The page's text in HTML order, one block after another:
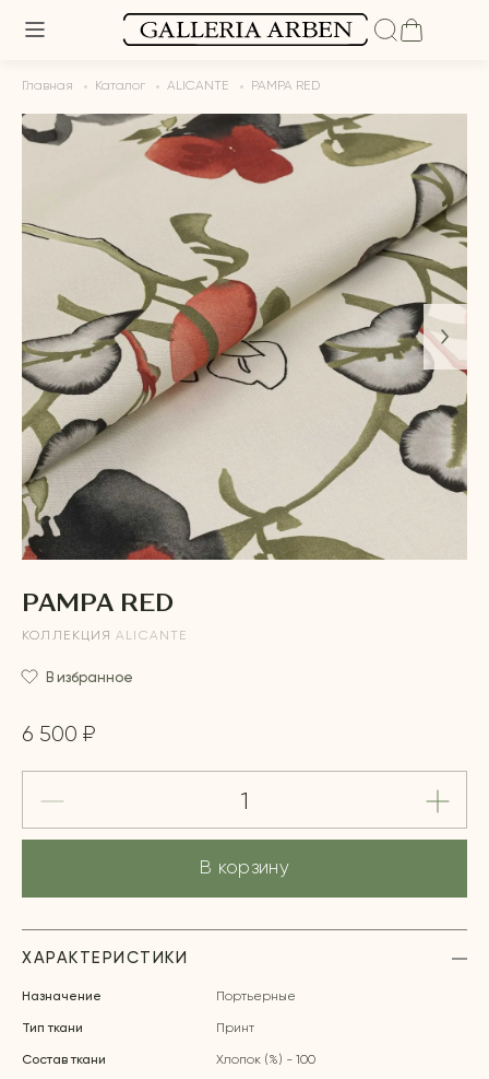
Главная Каталог ALICANTE PAMPA RED
PAMPA RED
КОЛЛЕКЦИЯ ALICANTE
В избранное
6 500 ₽
В корзину
ХАРАКТЕРИСТИКИ
Назначение Портьерные
Тип ткани Принт
Состав ткани Хлопок (%) - 100